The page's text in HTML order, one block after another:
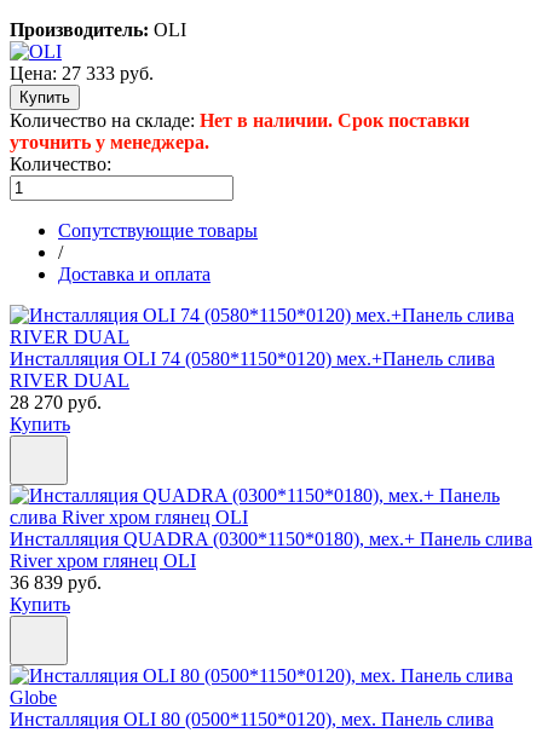
Производитель: OLI
Цена: 27 333 руб.
Количество на складе: Нет в наличии. Срок поставки
уточнить у менеджера.
Количество:
Сопутствующие товары
/
Доставка и оплата
Инсталляция OLI 74 (0580*1150*0120) мех.+Панель слива
RIVER DUAL
28 270 руб.
Купить
Инсталляция QUADRA (0300*1150*0180), мех.+ Панель слива
River хром глянец OLI
36 839 руб.
Купить
Инсталляция OLI 80 (0500*1150*0120), мех. Панель слива